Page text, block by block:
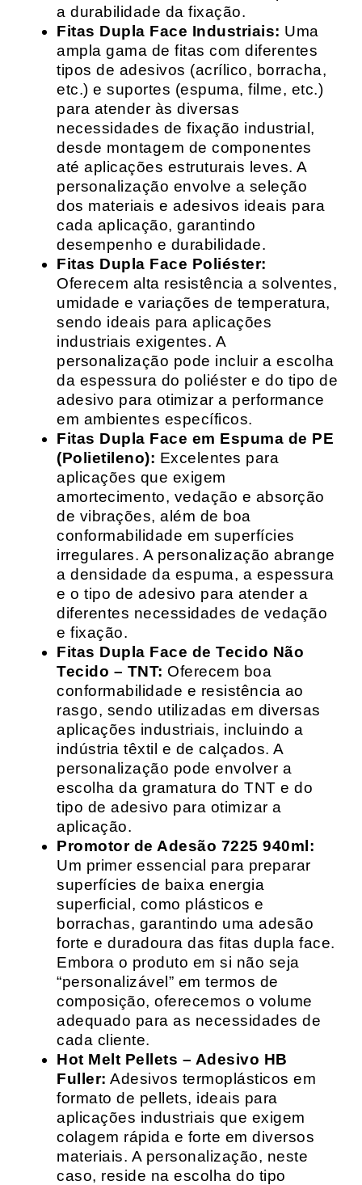
a durabilidade da fixação.
Fitas Dupla Face Industriais: Uma
ampla gama de fitas com diferentes
tipos de adesivos (acrílico, borracha,
etc.) e suportes (espuma, filme, etc.)
para atender às diversas
necessidades de fixação industrial,
desde montagem de componentes
até aplicações estruturais leves. A
personalização envolve a seleção
dos materiais e adesivos ideais para
cada aplicação, garantindo
desempenho e durabilidade.
Fitas Dupla Face Poliéster:
Oferecem alta resistência a solventes,
umidade e variações de temperatura,
sendo ideais para aplicações
industriais exigentes. A
personalização pode incluir a escolha
da espessura do poliéster e do tipo de
adesivo para otimizar a performance
em ambientes específicos.
Fitas Dupla Face em Espuma de PE
(Polietileno): Excelentes para
aplicações que exigem
amortecimento, vedação e absorção
de vibrações, além de boa
conformabilidade em superfícies
irregulares. A personalização abrange
a densidade da espuma, a espessura
e o tipo de adesivo para atender a
diferentes necessidades de vedação
e fixação.
Fitas Dupla Face de Tecido Não
Tecido – TNT: Oferecem boa
conformabilidade e resistência ao
rasgo, sendo utilizadas em diversas
aplicações industriais, incluindo a
indústria têxtil e de calçados. A
personalização pode envolver a
escolha da gramatura do TNT e do
tipo de adesivo para otimizar a
aplicação.
Promotor de Adesão 7225 940ml:
Um primer essencial para preparar
superfícies de baixa energia
superficial, como plásticos e
borrachas, garantindo uma adesão
forte e duradoura das fitas dupla face.
Embora o produto em si não seja
“personalizável” em termos de
composição, oferecemos o volume
adequado para as necessidades de
cada cliente.
Hot Melt Pellets – Adesivo HB
Fuller: Adesivos termoplásticos em
formato de pellets, ideais para
aplicações industriais que exigem
colagem rápida e forte em diversos
materiais. A personalização, neste
caso, reside na escolha do tipo